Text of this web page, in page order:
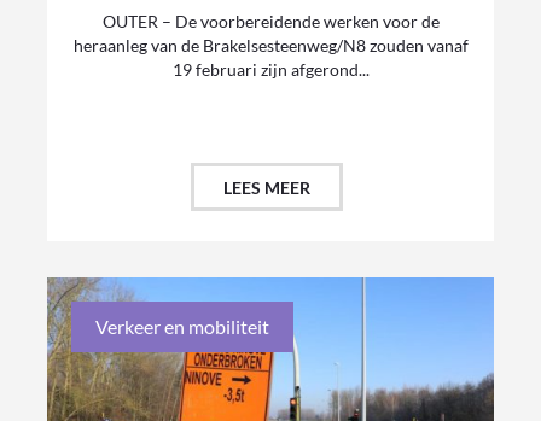
OUTER – De voorbereidende werken voor de
heraanleg van de Brakelsesteenweg/N8 zouden vanaf
19 februari zijn afgerond...
LEES MEER
Verkeer en mobiliteit